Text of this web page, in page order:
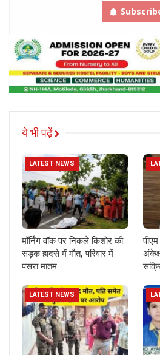
ये भी पढ़ें
LATEST NEWS
मॉर्निंग वॉक पर निकले किशोर की
सड़क हादसे में मौत, परिवार में
पसरा मातम
LATEST NEWS